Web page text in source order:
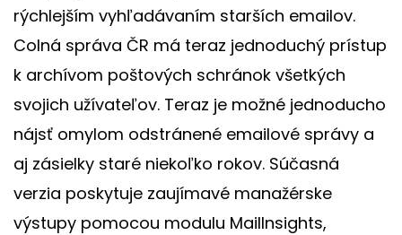
rýchlejším vyhľadávaním starších emailov.
Colná správa ČR má teraz jednoduchý prístup
k archívom poštových schránok všetkých
svojich užívateľov. Teraz je možné jednoducho
nájsť omylom odstránené emailové správy a
aj zásielky staré niekoľko rokov. Súčasná
verzia poskytuje zaujímavé manažérske
výstupy pomocou modulu MailInsights,